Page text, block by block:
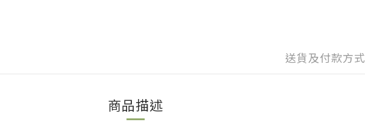
送貨及付款方式
商品描述